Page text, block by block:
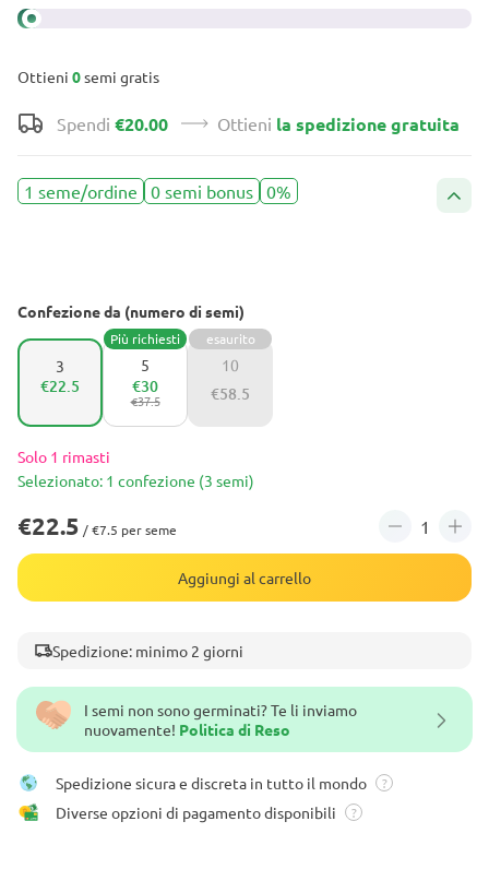
I semi non sono germinati? Te li inviamo
nuovamente! Politica di Reso
Spedizione sicura e discreta in tutto il mondo ?
Diverse opzioni di pagamento disponibili ?
Ottieni 0semi gratis
Spendi €20.00 Ottieni la spedizione gratuita
1 seme/ordine 0 semi bonus 0%
Confezione da (numero di semi)
3
€22.5
5
Più richiesti
€37.5
€30
10
esaurito
€58.5
Solo 1 rimasti
Selezionato: 1 confezione (3 semi)
€22.5 / €7.5 per seme
Aggiungi al carrello
Spedizione: minimo 2 giorni